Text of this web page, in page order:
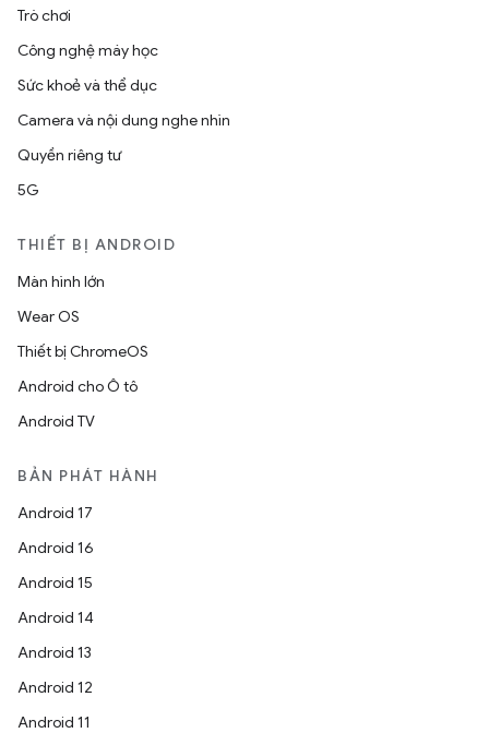
Trò chơi
Công nghệ máy học
Sức khoẻ và thể dục
Camera và nội dung nghe nhìn
Quyền riêng tư
5G
THIẾT BỊ ANDROID
Màn hình lớn
Wear OS
Thiết bị ChromeOS
Android cho Ô tô
Android TV
BẢN PHÁT HÀNH
Android 17
Android 16
Android 15
Android 14
Android 13
Android 12
Android 11